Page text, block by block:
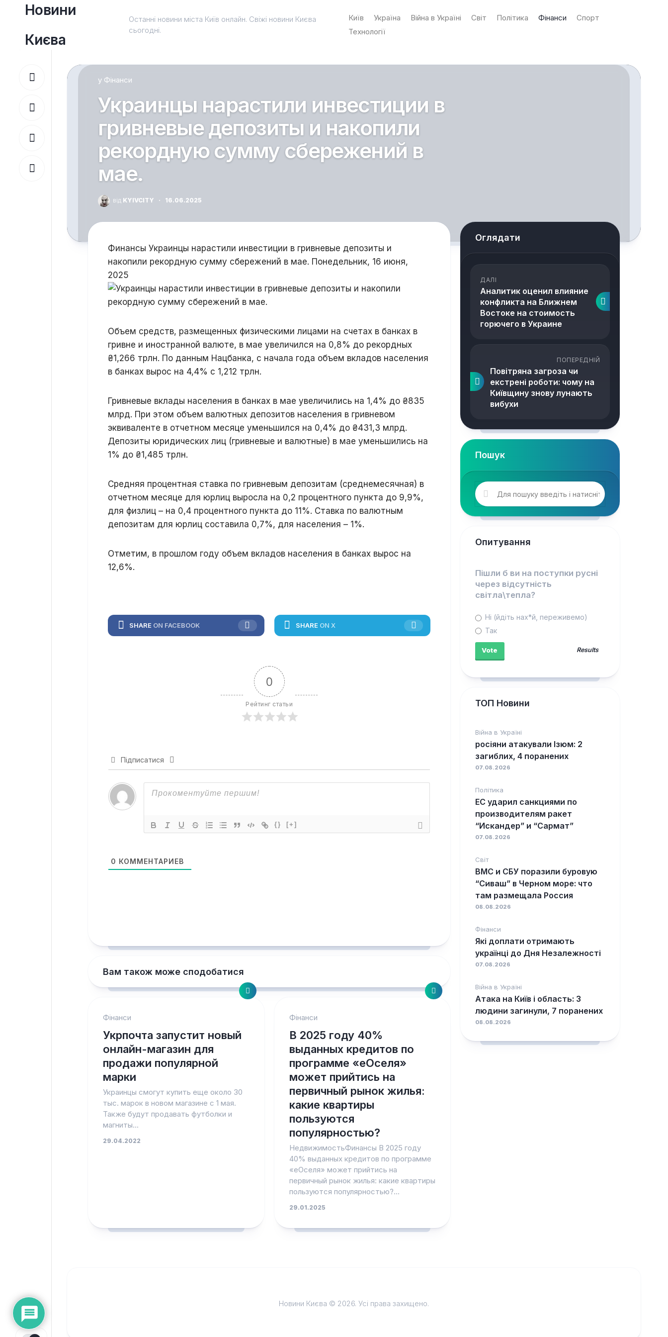
ПерейтиНовини
Києва
Останні новини міста Київ онлайн. Свіжі новини Києва
сьогодні.
Київ Україна Війна в Україні Світ Політика Фінанси
Спорт
Технології
у Фінанси
Украинцы нарастили инвестиции в
гривневые депозиты и накопили
рекордную сумму сбережений в
мае.
від KYIVCITY · 16.06.2025
Финансы Украинцы нарастили инвестиции в гривневые депозиты и
накопили рекордную сумму сбережений в мае. Понедельник, 16 июня,
2025
Объем средств, размещенных физическими лицами на счетах в банках в
гривне и иностранной валюте, в мае увеличился на 0,8% до рекордных
₴1,266 трлн. По данным Нацбанка, с начала года объем вкладов населения
в банках вырос на 4,4% с 1,212 трлн.
Гривневые вклады населения в банках в мае увеличились на 1,4% до ₴835
млрд. При этом объем валютных депозитов населения в гривневом
эквиваленте в отчетном месяце уменьшился на 0,4% до ₴431,3 млрд.
Депозиты юридических лиц (гривневые и валютные) в мае уменьшились на
1% до ₴1,485 трлн.
Средняя процентная ставка по гривневым депозитам (среднемесячная) в
отчетном месяце для юрлиц выросла на 0,2 процентного пункта до 9,9%,
для физлиц – на 0,4 процентного пункта до 11%. Ставка по валютным
депозитам для юрлиц составила 0,7%, для населения – 1%.
Отметим, в прошлом году объем вкладов населения в банках вырос на
12,6%.
SHARE ON FACEBOOK SHARE ON X
0
Рейтинг статьи
Підписатися
{} [+]
0 КОММЕНТАРИЕВ
Вам також може сподобатися
Фінанси
Укрпочта запустит новый
онлайн-магазин для
продажи популярной
марки
Украинцы смогут купить еще около 30
тыс. марок в новом магазине с 1 мая.
Также будут продавать футболки и
магниты...
29.04.2022
Фінанси
В 2025 году 40%
выданных кредитов по
программе «еОселя»
может прийтись на
первичный рынок жилья:
какие квартиры
пользуются
популярностью?
НедвижимостьФинансы В 2025 году
40% выданных кредитов по программе
«еОселя» может прийтись на
первичный рынок жилья: какие квартиры
пользуются популярностью?...
29.01.2025
Оглядати
ДАЛІ
Аналитик оценил влияние
конфликта на Ближнем
Востоке на стоимость
горючего в Украине
ПОПЕРЕДНІЙ
Повітряна загроза чи
екстрені роботи: чому на
Київщину знову лунають
вибухи
Пошук
Опитування
Пішли б ви на поступки русні
через відсутність
світла\тепла?
Ні (йдіть нах*й, переживемо)
Так
Results
ТОП Новини
Війна в Україні
росіяни атакували Ізюм: 2
загиблих, 4 поранених
07.08.2026
Політика
ЕС ударил санкциями по
производителям ракет
“Искандер” и “Сармат”
07.08.2026
Світ
ВМС и СБУ поразили буровую
“Сиваш” в Черном море: что
там размещала Россия
08.08.2026
Фінанси
Які доплати отримають
українці до Дня Незалежності
07.08.2026
Війна в Україні
Атака на Київ і область: 3
людини загинули, 7 поранених
08.08.2026
Новини Києва © 2026. Усі права захищено.